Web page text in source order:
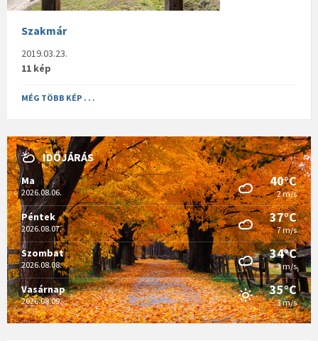
Szakmár
2019.03.23.
11 kép
MÉG TÖBB KÉP . . .
IDŐJÁRÁS
Ma
2026.08.06.
40°C
2 m/s
Péntek
2026.08.07.
37°C
7 m/s
Szombat
2026.08.08.
34°C
3 m/s
Vasárnap
2026.08.09.
35°C
3 m/s